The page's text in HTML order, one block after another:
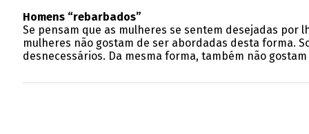
Homens “rebarbados”
Se pensam que as mulheres se sentem desejadas por
mulheres não gostam de ser abordadas desta forma.
desnecessários. Da mesma forma, também não